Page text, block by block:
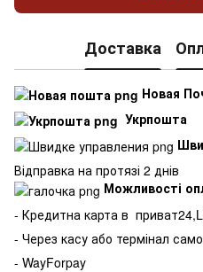
Доставка
Новая
Укрпошта
Відправка на протязі 2 днів
Можливості
- Кредитна карта в
- Через касу або термінал
- WayForpay